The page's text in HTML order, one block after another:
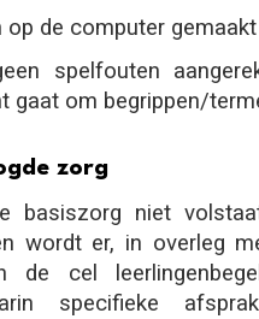
op de computer
spelfouten
gaat om begrippen/
zorg
basiszorg niet
wordt er, in overleg
de cel
specifieke